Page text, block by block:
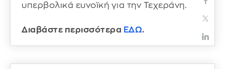
υπερβολικά ευνοϊκή για την Τεχεράνη.
Διαβάστε περισσότερα ΕΔΩ.